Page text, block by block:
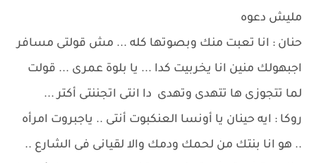
مليش دعوه
حنان : انا تعبت منك وبصوتها كله ... مش قولتى مسافر
اجبهولك منين انا يخربيت كدا ... يا بلوة عمرى ... قولت
لما تتجوزى ها تتهدى وتهدى دا انتى اتجننتى أكتر ...
روكا : ايه حينان يا أونسا العنكبوت أنتى .. ياجبروت امرأه
.. هو انا بنتك من لحمك ودمك والا لقيانى فى الشارع ..